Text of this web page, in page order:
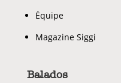
Équipe
Magazine Siggi
Balados